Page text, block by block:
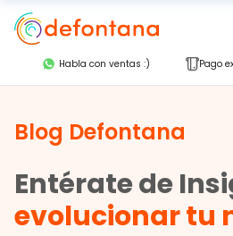
Habla con ventas :) Pago
Blog Defontana
Entérate de
evolucionar tu